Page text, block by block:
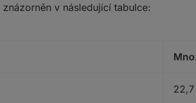
v následující tabulce:
22,7